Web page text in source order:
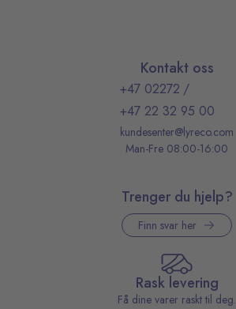
Kontakt oss
+47 02272 /
+47 22 32 95 00
kundesenter@lyreco.com
Man-Fre 08:00-16:00
Trenger du hjelp?
Finn svar her
Rask levering
Få dine varer raskt til deg.